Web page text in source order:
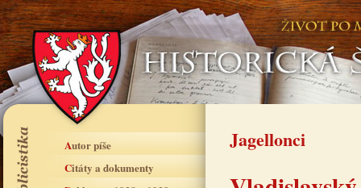
Autor píše
Citáty a dokumenty
Jagellonci